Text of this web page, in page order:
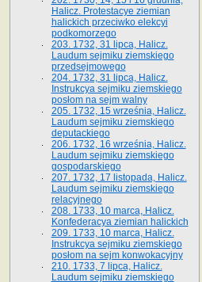
Halicz. Protestacye ziemian
halickich przeciwko elekcyi
podkomorzego
203. 1732, 31 lipca, Halicz.
Laudum sejmiku ziemskiego
przedsejmowego
204. 1732, 31 lipca, Halicz.
Instrukcya sejmiku ziemskiego
posłom na sejm walny
205. 1732, 15 września, Halicz.
Laudum sejmiku ziemskiego
deputackiego
206. 1732, 16 września, Halicz.
Laudum sejmiku ziemskiego
gospodarskiego
207. 1732, 17 listopada, Halicz.
Laudum sejmiku ziemskiego
relacyjnego
208. 1733, 10 marca, Halicz.
Konfederacya ziemian halickich­
209. 1733, 10 marca, Halicz.
Instrukcya sejmiku ziemskiego
posłom na sejm konwokacyjny
210. 1733, 7 lipca, Halicz.
Laudum sejmiku ziemskiego